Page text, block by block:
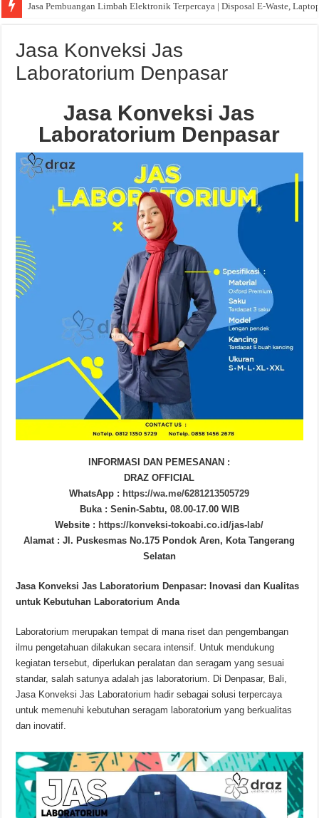
Jasa Pembuangan Limbah Elektronik Terpercaya | Disposal E-Waste,
Jasa Konveksi Jas
Laboratorium Denpasar
Jasa Konveksi Jas
Laboratorium Denpasar
INFORMASI DAN PEMESANAN :
DRAZ OFFICIAL
WhatsApp : https://wa.me/6281213505729
Buka : Senin-Sabtu, 08.00-17.00 WIB
Website : https://konveksi-tokoabi.co.id/jas-lab/
Alamat : Jl. Puskesmas No.175 Pondok Aren, Kota Tangerang
Selatan
Jasa Konveksi Jas Laboratorium Denpasar: Inovasi dan Kualitas
untuk Kebutuhan Laboratorium Anda
Laboratorium merupakan tempat di mana riset dan pengembangan
ilmu pengetahuan dilakukan secara intensif. Untuk mendukung
kegiatan tersebut, diperlukan peralatan dan seragam yang sesuai
standar, salah satunya adalah jas laboratorium. Di Denpasar, Bali,
Jasa Konveksi Jas Laboratorium hadir sebagai solusi terpercaya
untuk memenuhi kebutuhan seragam laboratorium yang berkualitas
dan inovatif.